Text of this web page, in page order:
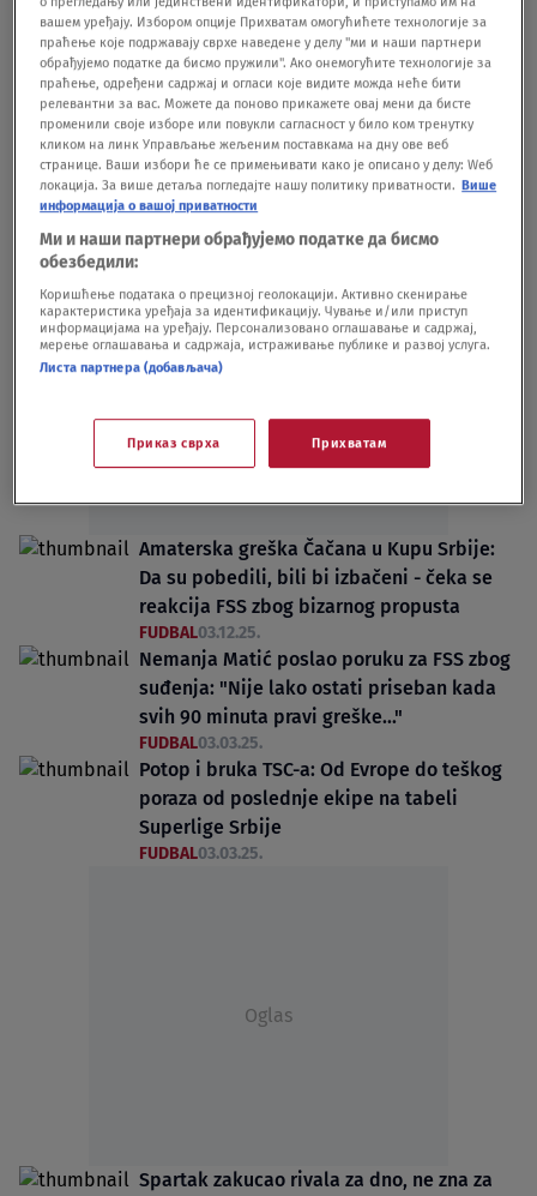
crveni karton i gol u nadoknadi - Zemun
prokockao pobedu, Jedinstvo u polufinalu
FUDBAL04.03.
"Ub iznedrio, svet zapamtio - neke priče
ne počinju pod reflektorima": Bivši srpski
reprezentativac završio karijeru, emotivna
poruka govori sve VIDEO
Amaterska greška Čačana u Kupu Srbije:
Da su pobedili, bili bi izbačeni - čeka se
reakcija FSS zbog bizarnog propusta
FUDBAL03.12.25.
Nemanja Matić poslao poruku za FSS zbog
suđenja: "Nije lako ostati priseban kada
svih 90 minuta pravi greške..."
FUDBAL03.03.25.
Potop i bruka TSC-a: Od Evrope do teškog
poraza od poslednje ekipe na tabeli
Superlige Srbije
FUDBAL03.03.25.
Oglas
Spartak zakucao rivala za dno, ne zna za
вашем уређају. Избором опције Прихватам омогућићете технологије за
праћење које подржавају сврхе наведене у делу "ми и наши партнери
обрађујемо податке да бисмо пружили". Ако онемогућите технологије за
праћење, одређени садржај и огласи које видите можда неће бити
релевантни за вас. Можете да поново прикажете овај мени да бисте
променили своје изборе или повукли сагласност у било ком тренутку
кликом на линк Управљање жељеним поставкама на дну ове веб
странице. Ваши избори ће се примењивати како је описано у делу: Wеб
локација. За више детаља погледајте нашу политику приватности. Више
информација о вашој приватности
Ми и наши партнери обрађујемо податке да бисмо
обезбедили:
Коришћење података о прецизној геолокацији. Активно скенирање
карактеристика уређаја за идентификацију. Чување и/или приступ
информацијама на уређају. Персонализовано оглашавање и садржај,
мерење оглашавања и садржаја, истраживање публике и развој услуга.
Листа партнера (добављача)
Приказ сврха Прихватам